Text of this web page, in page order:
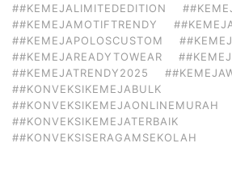
##KEMEJALIMITEDEDITION
##KEMEJAMOTIFTRENDY
##KEMEJAPOLOSCUSTOM
##KEMEJAREADYTOWEAR
##KEMEJATRENDY2025
##KONVEKSIKEMEJABULK
##KONVEKSIKEMEJAONLINEMURAH
##KONVEKSIKEMEJATERBAIK
##KONVEKSISERAGAMSEKOLAH